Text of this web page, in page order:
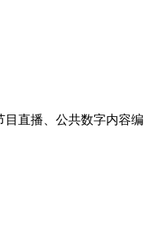
直播、公共数字内容编